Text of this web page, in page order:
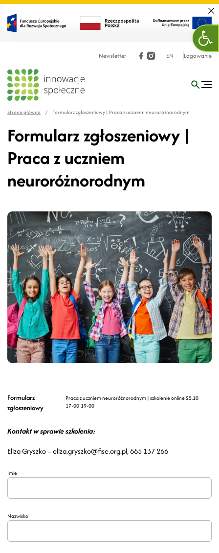
Newsletter EN Logowanie
Strona główna / Formularz zgłoszeniowy | Praca z uczniem neuroróżnorodnym
Formularz zgłoszeniowy |
Praca z uczniem
neuroróżnorodnym
Formularz
zgłoszeniowy
Praca z uczniem neuroróżnorodnym | szkolenie online 25.10
17:00-19:00
Kontakt w sprawie szkolenia:
Eliza Gryszko –eliza.gryszko@fise.org.pl, 665 137 266
Imię
Nazwisko